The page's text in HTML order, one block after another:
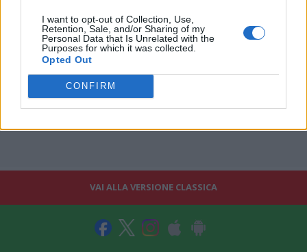
I want to opt-out of Collection, Use,
Retention, Sale, and/or Sharing of my
Personal Data that Is Unrelated with the
Purposes for which it was collected.
Opted Out
CONFIRM
VAI ALLA VERSIONE CLASSICA